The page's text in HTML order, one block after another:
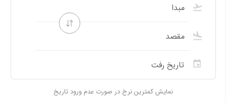
نمایش کمترین نرخ در صورت عدم ورود تاریخ